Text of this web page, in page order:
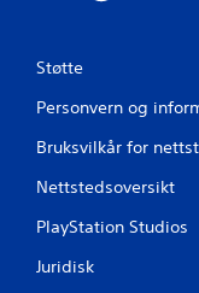
Støtte
Personvern og
Bruksvilkår for
Nettstedsoversikt
PlayStation Studios
Juridisk